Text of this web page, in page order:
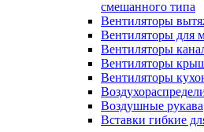
смешанного типа
Вентиляторы
Вентиляторы для
Вентиляторы
Вентиляторы
Вентиляторы
Воздушные рукава
Вставки гибкие